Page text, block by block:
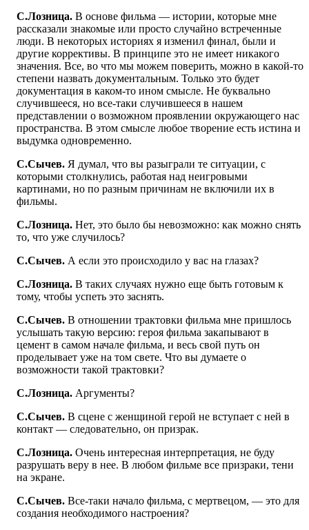
С.Лозница. В основе фильма — истории, которые мне
рассказали знакомые или просто случайно встреченные
люди. В некоторых историях я изменил финал, были и
другие коррективы. В принципе это не имеет никакого
значения. Все, во что мы можем поверить, можно в какой-то
степени назвать документальным. Только это будет
документация в каком-то ином смысле. Не буквально
случившееся, но все-таки случившееся в нашем
представлении о возможном проявлении окружающего нас
пространства. В этом смысле любое творение есть истина и
выдумка одновременно.
С.Сычев. Я думал, что вы разыграли те ситуации, с
которыми столкнулись, работая над неигровыми
картинами, но по разным причинам не включили их в
фильмы.
С.Лозница. Нет, это было бы невозможно: как можно снять
то, что уже случилось?
С.Сычев. А если это происходило у вас на глазах?
С.Лозница. В таких случаях нужно еще быть готовым к
тому, чтобы успеть это заснять.
С.Сычев. В отношении трактовки фильма мне пришлось
услышать такую версию: героя фильма закапывают в
цемент в самом начале фильма, и весь свой путь он
проделывает уже на том свете. Что вы думаете о
возможности такой трактовки?
С.Лозница. Аргументы?
С.Сычев. В сцене с женщиной герой не вступает с ней в
контакт — следовательно, он призрак.
С.Лозница. Очень интересная интерпретация, не буду
разрушать веру в нее. В любом фильме все призраки, тени
на экране.
С.Сычев. Все-таки начало фильма, с мертвецом, — это для
создания необходимого настроения?